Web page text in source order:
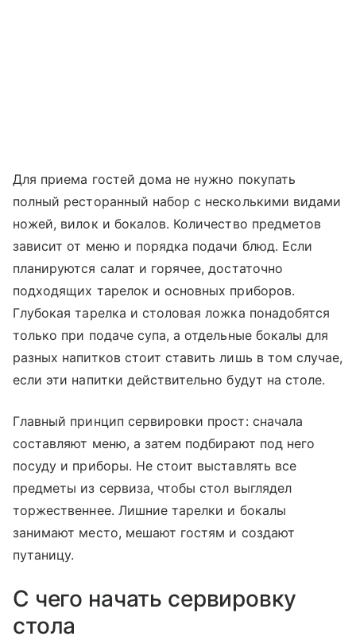
Для приема гостей дома не нужно покупать
полный ресторанный набор с несколькими видами
ножей, вилок и бокалов. Количество предметов
зависит от меню и порядка подачи блюд. Если
планируются салат и горячее, достаточно
подходящих тарелок и основных приборов.
Глубокая тарелка и столовая ложка понадобятся
только при подаче супа, а отдельные бокалы для
разных напитков стоит ставить лишь в том случае,
если эти напитки действительно будут на столе.
Главный принцип сервировки прост: сначала
составляют меню, а затем подбирают под него
посуду и приборы. Не стоит выставлять все
предметы из сервиза, чтобы стол выглядел
торжественнее. Лишние тарелки и бокалы
занимают место, мешают гостям и создают
путаницу.
С чего начать сервировку
стола